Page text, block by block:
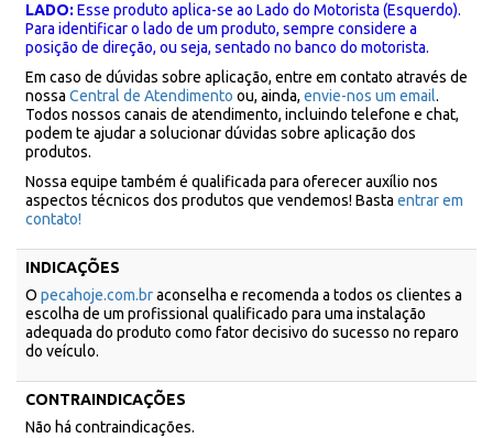
LADO: Esse produto aplica-se ao Lado do Motorista (Esquerdo).
Para identificar o lado de um produto, sempre considere a
posição de direção, ou seja, sentado no banco do motorista.
Em caso de dúvidas sobre aplicação, entre em contato através de
nossa Central de Atendimento ou, ainda, envie-nos um email.
Todos nossos canais de atendimento, incluindo telefone e chat,
podem te ajudar a solucionar dúvidas sobre aplicação dos
produtos.
Nossa equipe também é qualificada para oferecer auxílio nos
aspectos técnicos dos produtos que vendemos! Basta entrar em
contato!
INDICAÇÕES
O pecahoje.com.braconselha e recomenda a todos os clientes a
escolha de um profissional qualificado para uma instalação
adequada do produto como fator decisivo do sucesso no reparo
do veículo.
CONTRAINDICAÇÕES
Não há contraindicações.